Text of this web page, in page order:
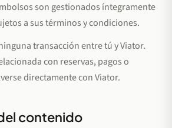
son gestionados íntegramente
a sus términos y condiciones.
transacción entre tú y Viator.
con reservas, pagos o
directamente con Viator.
contenido